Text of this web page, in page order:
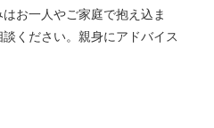
お一人やご家庭で抱え込ま
ください。親身にアドバイス